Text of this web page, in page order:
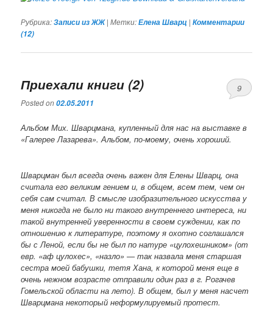
Рубрика:Записи из ЖЖ |Метки:Елена Шварц |Комментарии
(12)
Приехали книги (2)
Posted on02.05.2011
9
Альбом Мих. Шварцмана, купленный для нас на выставке в
«Галерее Лазарева». Альбом, по-моему, очень хороший.
Шварцман был всегда очень важен для Елены Шварц, она
считала его великим гением и, в общем, всем тем, чем он
себя сам считал. В смысле изобразительного искусства у
меня никогда не было ни такого внутреннего интереса, ни
такой внутренней уверенности в своем суждении, как по
отношению к литературе, поэтому я охотно соглашался
бы с Леной, если бы не был по натуре «цулохешником» (от
евр. «аф цулохес», «назло» — так назвала меня старшая
сестра моей бабушки, тетя Хана, к которой меня еще в
очень нежном возрасте отправили один раз в г. Рогачев
Гомельской области на лето). В общем, был у меня насчет
Шварцмана некоторый неформулируемый протест.